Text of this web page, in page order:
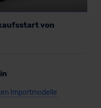
von
Importmodelle